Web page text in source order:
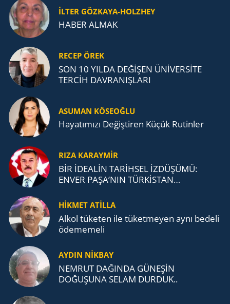
İLTER GÖZKAYA-HOLZHEY
HABER ALMAK
RECEP ÖREK
SON 10 YILDA DEĞİŞEN ÜNİVERSİTE
TERCİH DAVRANIŞLARI
ASUMAN KÖSEOĞLU
Ha­ya­tı­mı­zı De­ğiş­ti­ren Küçük Ru­tin­ler
RIZA KARAYMIR
BİR İDEALİN TARİHSEL İZDÜŞÜMÜ:
ENVER PAŞA’NIN TÜRKİSTAN
TEŞKİLATI’NA UZANAN MİRASI
HİKMET ATİLLA
Alkol tü­ke­ten ile tü­ket­me­yen aynı be­de­li
öde­me­me­li
AYDIN NİKBAY
NEMRUT DAĞINDA GÜNEŞİN
DOĞUŞUNA SELAM DURDUK..